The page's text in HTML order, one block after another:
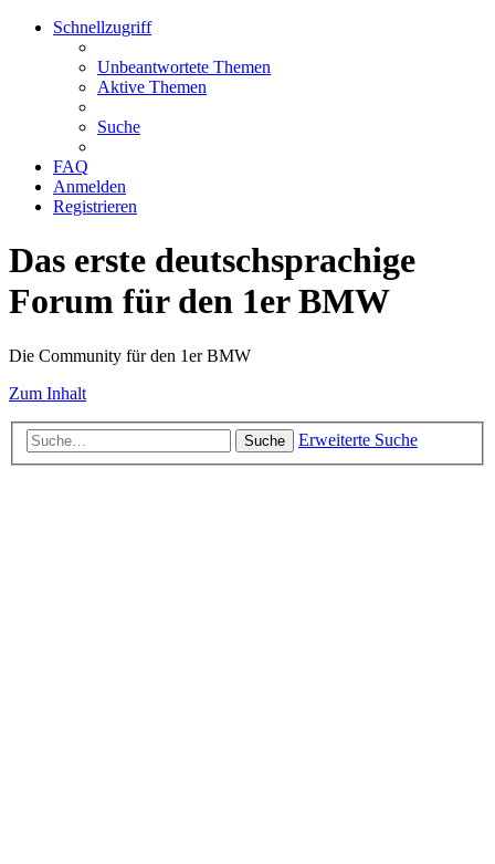
Schnellzugriff
Unbeantwortete Themen
Aktive Themen
Suche
FAQ
Anmelden
Registrieren
Das erste deutschsprachige
Forum für den 1er BMW
Die Community für den 1er BMW
Zum Inhalt
Suche Erweiterte Suche